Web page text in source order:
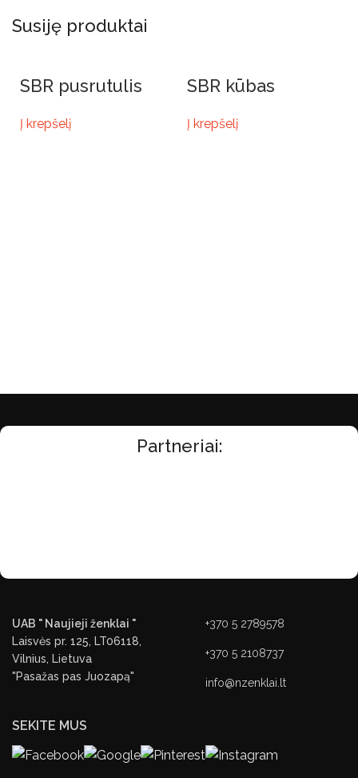
Susiję produktai
SBR pusrutulis
Į krepšelį
SBR kūbas
Į krepšelį
Partneriai:
UAB " Naujieji ženklai "
Laisvės pr. 125, LT06118,
Vilnius, Lietuva
"Pasažas pas Juozapą"
+370 5 2789578
+370 5 2108737
info@nzenklai.lt
SEKITE MUS